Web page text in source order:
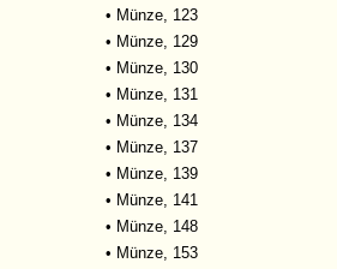
• Münze, 123
• Münze, 129
• Münze, 130
• Münze, 131
• Münze, 134
• Münze, 137
• Münze, 139
• Münze, 141
• Münze, 148
• Münze, 153